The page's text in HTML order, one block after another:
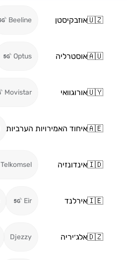
🇺🇿אוזבקיסטן Beeline
🇦🇺אוסטרליה Optus
🇺🇾אורוגוואי Movistar
🇦🇪איחוד האמירויות הערביות
🇮🇩אינדונזיה Telkomsel
🇮🇪אירלנד Eir
🇩🇿אלג׳יריה Djezzy